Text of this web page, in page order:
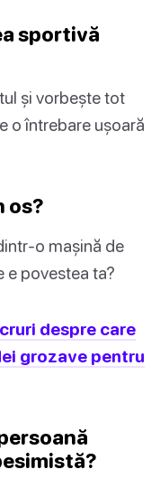
sportivă
și vorbește tot
o întrebare ușoară
os?
o mașină de
e povestea ta?
despre care
grozave pentru